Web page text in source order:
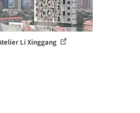
Li Xinggang